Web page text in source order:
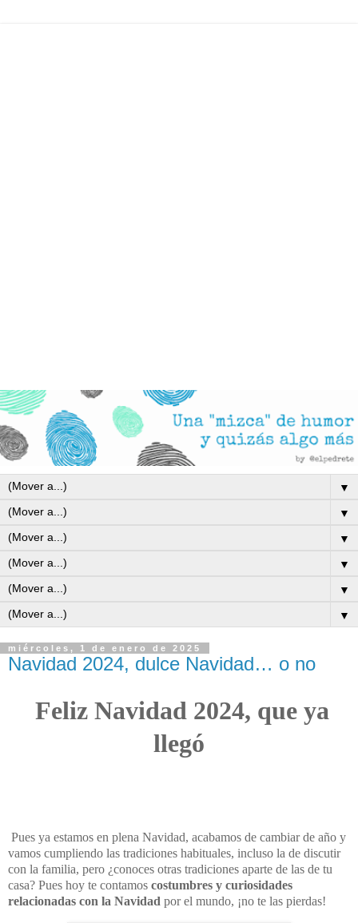
▼
▼
▼
▼
▼
▼
miércoles, 1 de enero de 2025
Navidad 2024, dulce Navidad… o no
Feliz Navidad 2024, que ya
llegó
Pues ya estamos en plena Navidad, acabamos de cambiar de año y
vamos cumpliendo las tradiciones habituales, incluso la de discutir
con la familia, pero ¿conoces otras tradiciones aparte de las de tu
casa? Pues hoy te contamos costumbres y curiosidades
relacionadas con la Navidad por el mundo, ¡no te las pierdas!